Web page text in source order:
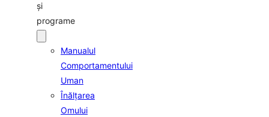
şi
programe
Manualul
Comportamentului
Uman
Înălţarea
Omului